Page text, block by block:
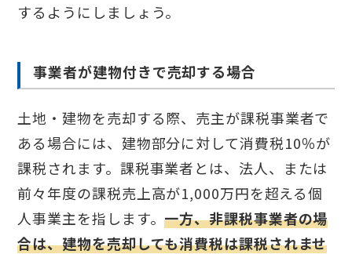
するようにしましょう。
事業者が建物付きで売却する場合
土地・建物を売却する際、売主が課税事業者で
ある場合には、建物部分に対して消費税10％が
課税されます。課税事業者とは、法人、または
前々年度の課税売上高が1,000万円を超える個
人事業主を指します。一方、非課税事業者の場
合は、建物を売却しても消費税は課税されませ